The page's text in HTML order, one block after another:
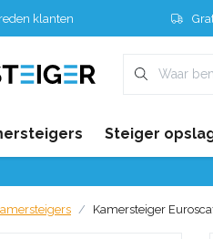
klanten
Steiger
Kamersteiger